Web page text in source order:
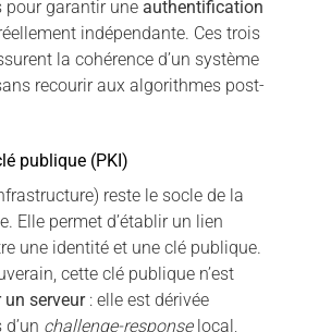
pour garantir une authentification
indépendante. Ces trois
la cohérence d’un système
recourir aux algorithmes post-
publique (PKI)
reste le socle de la
Elle permet d’établir un lien
une identité et une clé publique.
cette clé publique n’est
serveur: elle est dérivée
challenge-responselocal,